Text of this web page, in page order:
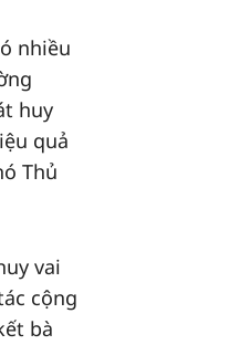
nhiều
huy
quả
Thủ
vai
cộng
bà